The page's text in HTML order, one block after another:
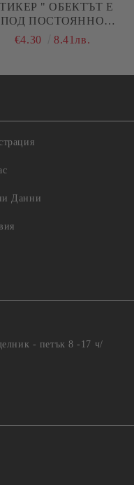
" ОБЕКТЪТ Е
ПОД ПОСТОЯННО
"
€4.30 8.41лв.
Данни
- петък 8 -17 ч/